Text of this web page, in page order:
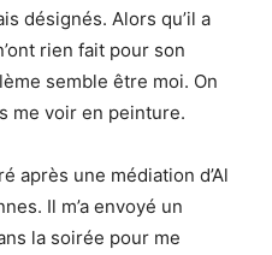
désignés. Alors qu’il a
rien fait pour son
semble être moi. On
me voir en peinture.
après une médiation d’Al
Il m’a envoyé un
la soirée pour me